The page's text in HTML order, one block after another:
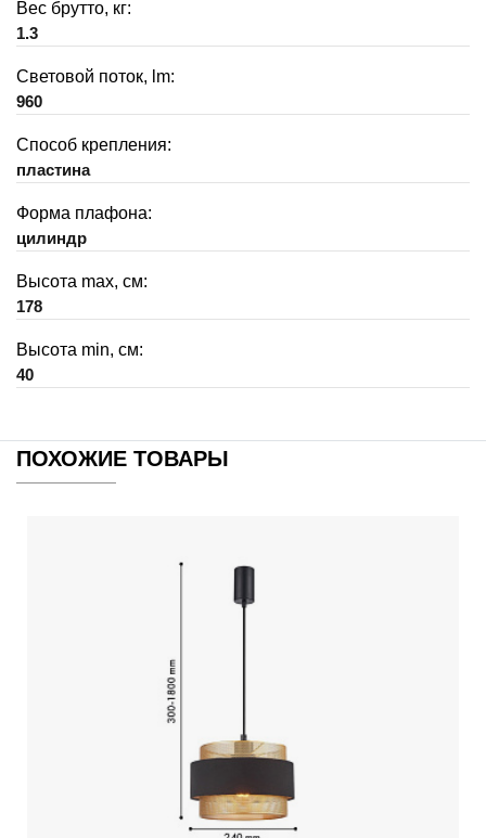
Вес брутто, кг:
1.3
Световой поток, lm:
960
Способ крепления:
пластина
Форма плафона:
цилиндр
Высота max, см:
178
Высота min, см:
40
ПОХОЖИЕ ТОВАРЫ